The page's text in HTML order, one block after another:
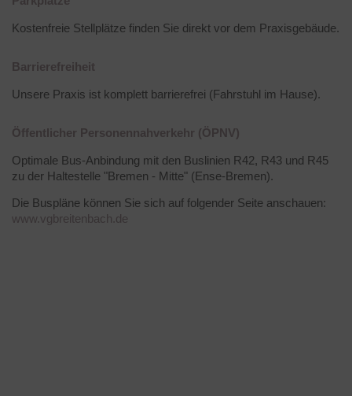
Kostenfreie Stellplätze finden Sie direkt vor dem Praxisgebäude.
Barrierefreiheit
Unsere Praxis ist komplett barrierefrei (Fahrstuhl im Hause).
Öffentlicher Personennahverkehr (ÖPNV)
Optimale Bus-Anbindung mit den Buslinien R42, R43 und R45
zu der Haltestelle "Bremen - Mitte" (Ense-Bremen).
Die Buspläne können Sie sich auf folgender Seite anschauen:
www.vgbreitenbach.de